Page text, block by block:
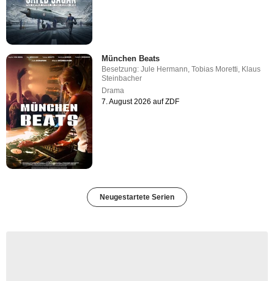
München Beats
Besetzung:Jule Hermann,Tobias Moretti, Klaus
Steinbacher
Drama
7. August 2026 auf ZDF
Neugestartete Serien